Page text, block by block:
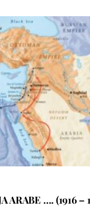
ARABE …. (1916 –